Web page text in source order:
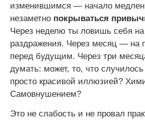
изменившимся — начало
незаметно покрываться
Через неделю ты ловишь себя на
раздражения. Через месяц — на
перед будущим. Через три
думать: может, то, что
просто красивой иллюзией?
Самовнушением?
Это не слабость и не провал